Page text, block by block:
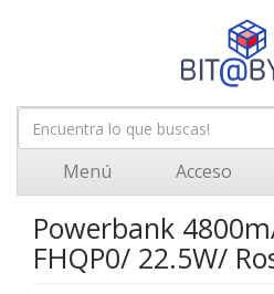
Menú Acceso
Powerbank
FHQP0/ 22.5W/